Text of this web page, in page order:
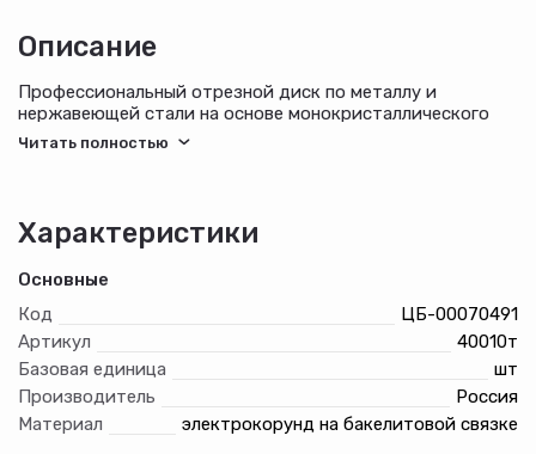
Описание
Профессиональный отрезной диск по металлу и
нержавеющей стали на основе монокристаллического
электрокорунда, который улучшает КПД диска и
- Оснастка изготавливается на современном
оборудовании под строгим контролем качества.
Характеристики
Основные
Код
ЦБ-00070491
Артикул
40010т
Базовая единица
шт
Производитель
Россия
Материал
электрокорунд на бакелитовой связке